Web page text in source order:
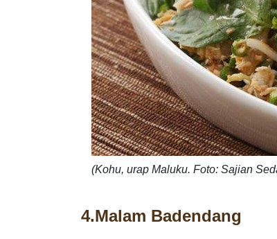
(Kohu, urap Maluku. Foto: Sajian
4.Malam Badendang